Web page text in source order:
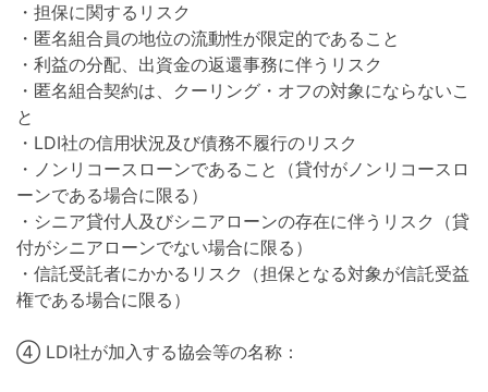
・担保に関するリスク
・匿名組合員の地位の流動性が限定的であること
・利益の分配、出資金の返還事務に伴うリスク
・匿名組合契約は、クーリング・オフの対象にならないこ
と
・LDI社の信用状況及び債務不履行のリスク
・ノンリコースローンであること（貸付がノンリコースロ
ーンである場合に限る）
・シニア貸付人及びシニアローンの存在に伴うリスク（貸
付がシニアローンでない場合に限る）
・信託受託者にかかるリスク（担保となる対象が信託受益
権である場合に限る）
④ LDI社が加入する協会等の名称：